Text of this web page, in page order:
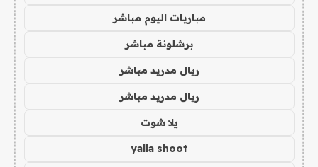
مباريات اليوم مباشر
برشلونة مباشر
ريال مدريد مباشر
ريال مدريد مباشر
يلا شوت
yalla shoot